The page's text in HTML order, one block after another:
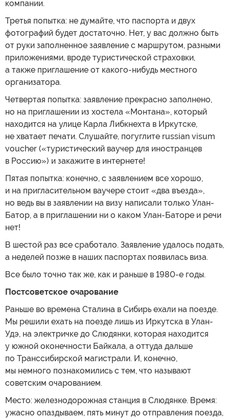
компании.
Третья попытка: не думайте, что паспорта и двух
фотографий будет достаточно. Нет, у вас должно быть
от руки заполненное заявление с маршрутом, разными
приложениями, вроде туристической страховки,
а также приглашение от какого-нибудь местного
организатора.
Четвертая попытка: заявление прекрасно заполнено,
но на приглашении из хостела «Монтана», который
находится на улице Карла Либкнехта в Иркутске,
не хватает печати. Слушайте, погуглите russian visum
voucher («туристический ваучер для иностранцев
в Россию») и закажите в интернете!
Пятая попытка: конечно, с заявлением все хорошо,
и на пригласительном ваучере стоит «два въезда»,
но ведь вы в заявлении на визу написали только Улан-
Батор, а в приглашении ни о каком Улан-Баторе и речи
нет!
В шестой раз все сработало. Заявление удалось подать,
а неделей позже в наших паспортах появилась виза.
Все было точно так же, как и раньше в 1980-е годы.
Постсоветское очарование
Раньше во времена Сталина в Сибирь ехали на поезде.
Мы решили ехать на поезде лишь из Иркутска в Улан-
Удэ, на электричке до Слюдянки, которая находится
у южной оконечности Байкала, а оттуда дальше
по Транссибирской магистрали. И, конечно,
мы немного познакомились с тем, что называют
советским очарованием.
Место: железнодорожная станция в Слюдянке. Время:
ужасно опаздываем, пять минут до отправления поезда,